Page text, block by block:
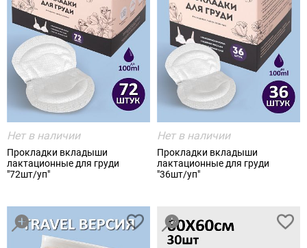
Нет в наличии
Прокладки вкладыши
лактационные для груди
"72шт/уп"
Нет в наличии
Прокладки вкладыши
лактационные для груди
"36шт/уп"